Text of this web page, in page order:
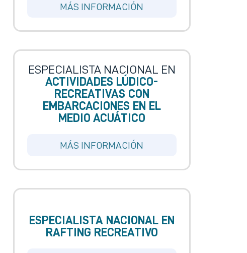
MÁS INFORMACIÓN
ESPECIALISTA NACIONAL EN
ACTIVIDADES LÚDICO-
RECREATIVAS CON
EMBARCACIONES EN EL
MEDIO ACUÁTICO
MÁS INFORMACIÓN
ESPECIALISTA NACIONAL EN
RAFTING RECREATIVO